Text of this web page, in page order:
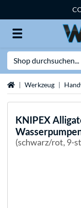
StartseiteWerkzeug
KNIPEX
(schwarz/rot, 9-